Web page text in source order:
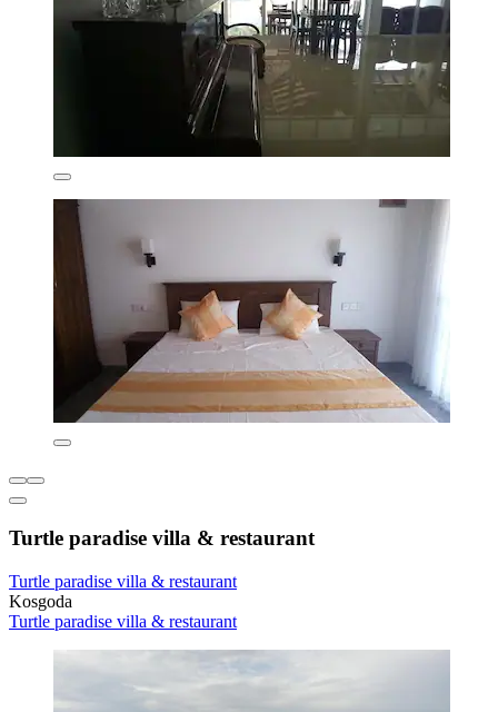
Turtle paradise villa & restaurant
Turtle paradise villa & restaurant
Kosgoda
Turtle paradise villa & restaurant